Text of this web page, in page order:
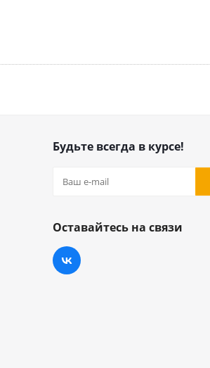
Будьте всегда в курсе!
Оставайтесь на связи